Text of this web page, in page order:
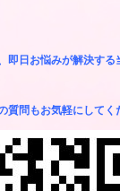
即日お悩みが解決す
質問もお気軽にしてく